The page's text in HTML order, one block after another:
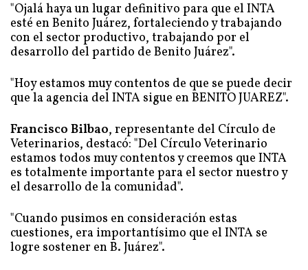
"Ojalá haya un lugar definitivo para que el INTA
esté en Benito Juárez, fortaleciendo y trabajando
con el sector productivo, trabajando por el
desarrollo del partido de Benito Juárez".
"Hoy estamos muy contentos de que se puede decir
que la agencia del INTA sigue en BENITO JUAREZ".
Francisco Bilbao, representante del Círculo de
Veterinarios, destacó: "Del Círculo Veterinario
estamos todos muy contentos y creemos que INTA
es totalmente importante para el sector nuestro y
el desarrollo de la comunidad".
"Cuando pusimos en consideración estas
cuestiones, era importantísimo que el INTA se
logre sostener en B. Juárez".